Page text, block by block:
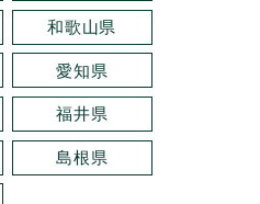
和歌山県
愛知県
福井県
島根県